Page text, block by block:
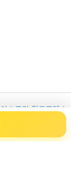
아스트라 워드프레스